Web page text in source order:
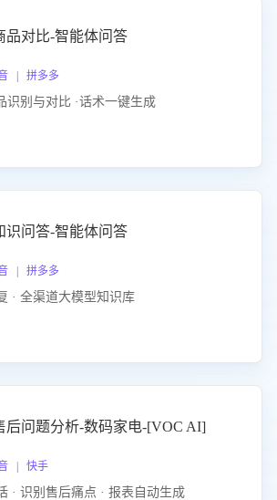
品对比-智能体问答
| 拼多多
识别与对比 ·话术一键生成
识问答-智能体问答
| 拼多多
· 全渠道大模型知识库
后问题分析-数码家电-[VOC AI]
| 快手
· 识别售后痛点 · 报表自动生成